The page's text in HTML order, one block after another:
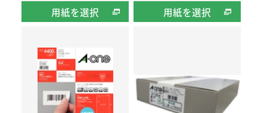
用紙を選択 用紙を選択